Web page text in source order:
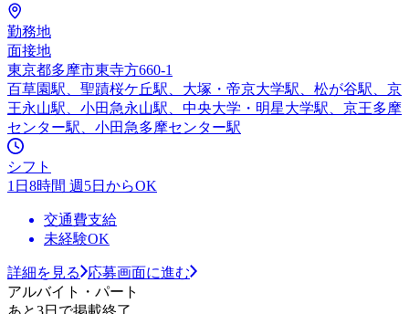
勤務地
面接地
東京都多摩市東寺方660-1
百草園駅、聖蹟桜ケ丘駅、大塚・帝京大学駅、松が谷駅、京
王永山駅、小田急永山駅、中央大学・明星大学駅、京王多摩
センター駅、小田急多摩センター駅
シフト
1日8時間 週5日からOK
交通費支給
未経験OK
詳細を見る
応募画面に進む
アルバイト・パート
あと3日で掲載終了